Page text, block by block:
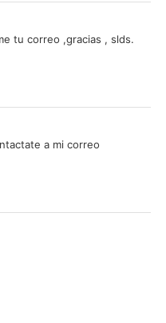
tu correo ,gracias , slds.
a mi correo